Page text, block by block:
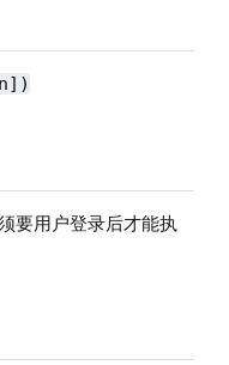
要用户登录后才能执